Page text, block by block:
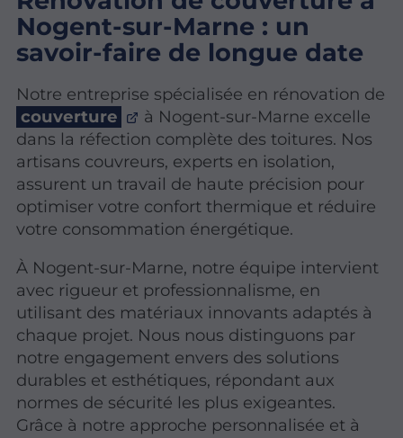
Nogent-sur-Marne : un
savoir-faire de longue date
Notre entreprise spécialisée en rénovation de
couverture
à Nogent-sur-Marne excelle
dans la réfection complète des toitures. Nos
artisans couvreurs, experts en isolation,
assurent un travail de haute précision pour
optimiser votre confort thermique et réduire
votre consommation énergétique.
À Nogent-sur-Marne, notre équipe intervient
avec rigueur et professionnalisme, en
utilisant des matériaux innovants adaptés à
chaque projet. Nous nous distinguons par
notre engagement envers des solutions
durables et esthétiques, répondant aux
normes de sécurité les plus exigeantes.
Grâce à notre approche personnalisée et à